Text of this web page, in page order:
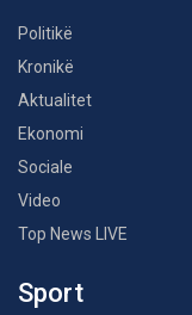
Politikë
Kronikë
Aktualitet
Ekonomi
Sociale
Video
Top News LIVE
Sport